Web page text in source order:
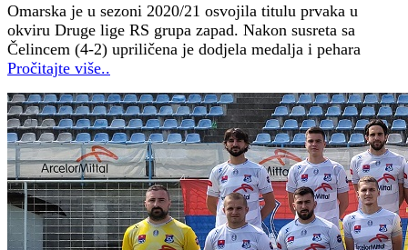
Omarska je u sezoni 2020/21 osvojila titulu prvaka u
okviru Druge lige RS grupa zapad. Nakon susreta sa
Čelincem (4-2) upriličena je dodjela medalja i pehara
Pročitajte više..